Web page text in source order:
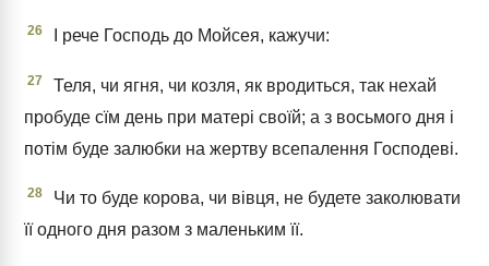
26 І рече Господь до Мойсея, кажучи:
27
Теля, чи ягня, чи козля, як вродиться, так нехай
пробуде сїм день при матері своїй; а з восьмого дня і
потім буде залюбки на жертву всепалення Господеві.
28
Чи то буде корова, чи вівця, не будете заколювати
її одного дня разом з маленьким її.